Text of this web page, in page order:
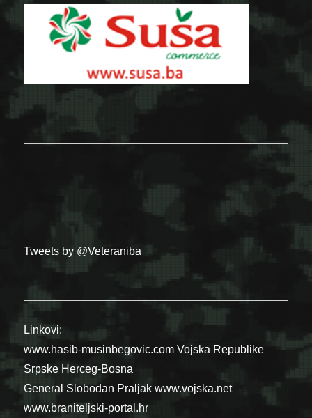
Tweets by @Veteraniba
Linkovi:
www.hasib-musinbegovic.com Vojska Republike
Srpske Herceg-Bosna
General Slobodan Praljak www.vojska.net
www.braniteljski-portal.hr